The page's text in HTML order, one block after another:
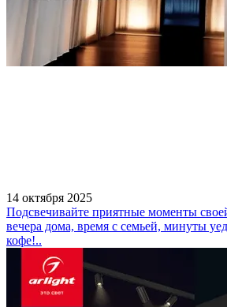
14 октября 2025
Подсвечивайте приятные моменты
вечера дома, время с семьей, минуты
кофе!..